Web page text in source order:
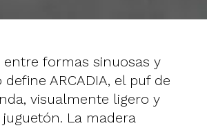
entre formas sinuosas y
ARCADIA, el puf de
visualmente ligero y
La madera